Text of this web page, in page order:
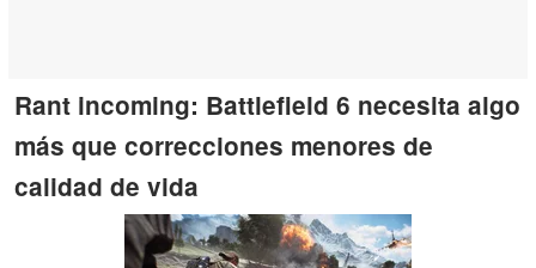
Rant incoming: Battlefield 6 necesita algo
más que correcciones menores de
calidad de vida